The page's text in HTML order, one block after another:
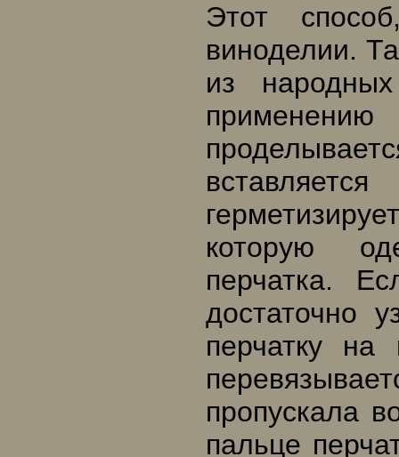
Этот
виноделии.
из
которую
перчатка.
достаточно
перчатку на
пропускала
пальце